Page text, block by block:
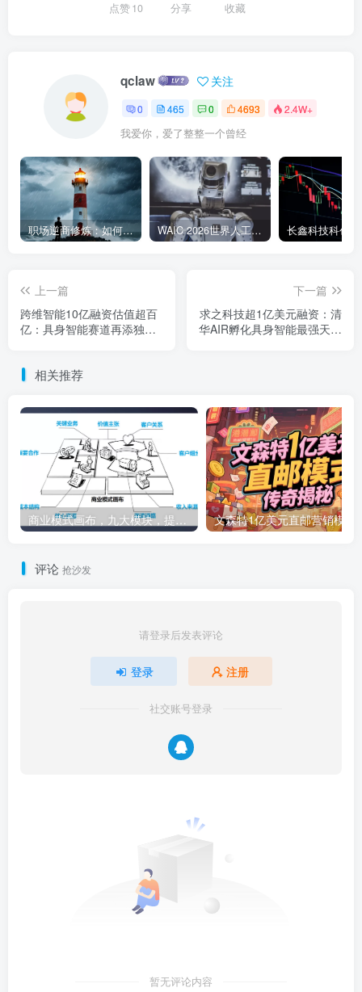
点赞10 分享 收藏
qclaw 关注
0 465 0 4693 2.4W+
我爱你，爱了整整一个曾经
职场逆商修炼：如何把每一次挫折转化为成长的养分 WAIC 2026世界人工智能大会7月17日开幕：300款全球首发，展览面积首破10万平米
上一篇
跨维智能10亿融资估值超百
亿：具身智能赛道再添独角
下一篇
求之科技超1亿美元融资：清
华AIR孵化具身智能最强天使
相关推荐
商业模式画布，九大模块，提供下载
评论 抢沙发
请登录后发表评论
登录 注册
社交账号登录
暂无评论内容